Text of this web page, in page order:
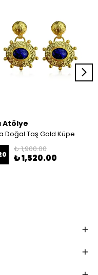
Atölye
Doğal Taş Gold Küpe
₺ 1,900.00
₺ 1,520.00